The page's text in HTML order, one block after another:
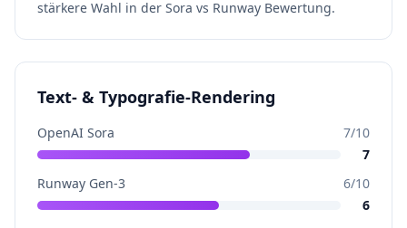
stärkere Wahl in der Sora vs Runway Bewertung.
Text- & Typografie-Rendering
OpenAI Sora 7/10
7
Runway Gen-3
6/10
6